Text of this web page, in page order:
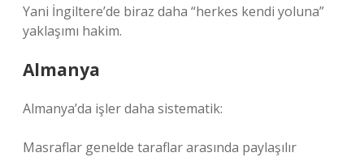
Yani İngiltere’de biraz daha “herkes kendi yoluna”
yaklaşımı hakim.
Almanya
Almanya’da işler daha sistematik:
Masraflar genelde taraflar arasında paylaşılır